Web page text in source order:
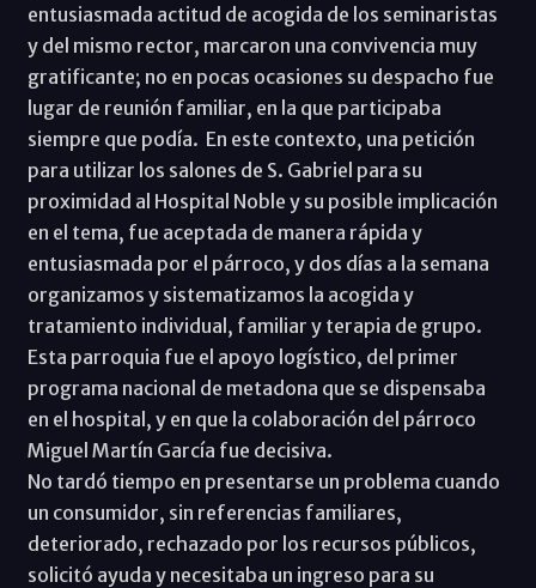
entusiasmada actitud de acogida de los seminaristas
y del mismo rector, marcaron una convivencia muy
gratificante; no en pocas ocasiones su despacho fue
lugar de reunión familiar, en la que participaba
siempre que podía. En este contexto, una petición
para utilizar los salones de S. Gabriel para su
proximidad al Hospital Noble y su posible implicación
en el tema, fue aceptada de manera rápida y
entusiasmada por el párroco, y dos días a la semana
organizamos y sistematizamos la acogida y
tratamiento individual, familiar y terapia de grupo.
Esta parroquia fue el apoyo logístico, del primer
programa nacional de metadona que se dispensaba
en el hospital, y en que la colaboración del párroco
Miguel Martín García fue decisiva.
No tardó tiempo en presentarse un problema cuando
un consumidor, sin referencias familiares,
deteriorado, rechazado por los recursos públicos,
solicitó ayuda y necesitaba un ingreso para su